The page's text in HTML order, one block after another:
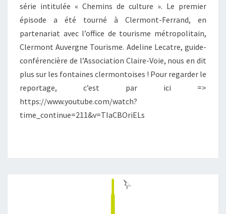
série intitulée « Chemins de culture ». Le premier
épisode a été tourné à Clermont-Ferrand, en
partenariat avec l’office de tourisme métropolitain,
Clermont Auvergne Tourisme. Adeline Lecatre, guide-
conférencière de l’Association Claire-Voie, nous en dit
plus sur les fontaines clermontoises ! Pour regarder le
reportage, c’est par ici =>
https://www.youtube.com/watch?
time_continue=211&v=TIaCBOriELs